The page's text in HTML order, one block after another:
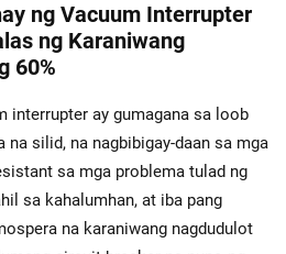
ng Vacuum Interrupter
ng Karaniwang
60%
interrupter ay gumagana sa loob
na silid, na nagbibigay-daan sa mga
sa mga problema tulad ng
sa kahalumhan, at iba pang
na karaniwang nagdudulot